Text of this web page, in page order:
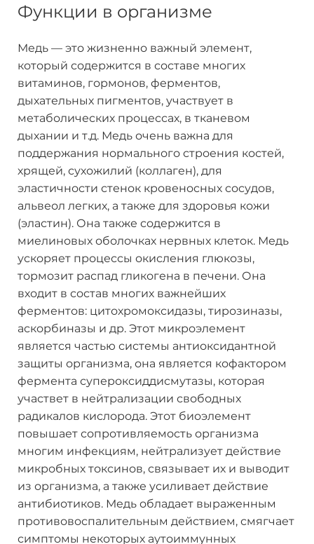
Функции в организме
Медь — это жизненно важный элемент,
который содержится в составе многих
витаминов, гормонов, ферментов,
дыхательных пигментов, участвует в
метаболических процессах, в тканевом
дыхании и т.д. Медь очень важна для
поддержания нормального строения костей,
хрящей, сухожилий (коллаген), для
эластичности стенок кровеносных сосудов,
альвеол легких, а также для здоровья кожи
(эластин). Она также содержится в
миелиновых оболочках нервных клеток. Медь
ускоряет процессы окисления глюкозы,
тормозит распад гликогена в печени. Она
входит в состав многих важнейших
ферментов: цитохромоксидазы, тирозиназы,
аскорбиназы и др. Этот микроэлемент
является частью системы антиоксидантной
защиты организма, она является кофактором
фермента супероксиддисмутазы, которая
участвет в нейтрализации свободных
радикалов кислорода. Этот биоэлемент
повышает сопротивляемость организма
многим инфекциям, нейтрализует действие
микробных токсинов, связывает их и выводит
из организма, а также усиливает действие
антибиотиков. Медь обладает выраженным
противовоспалительным действием, смягчает
симптомы некоторых аутоиммунных